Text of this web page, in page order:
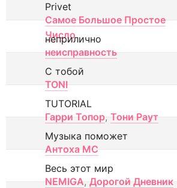
Privet
Самое Большое Простое
Число
неприлично
неисправность
С тобой
TONI
TUTORIAL
Гарри Топор, Тони Раут
Музыка поможет
Антоха МС
Весь этот мир
NEMIGA, Дорогой Дневник